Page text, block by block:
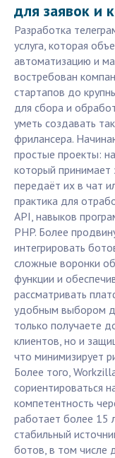
для заявок и
Разработка
услуга, которая
автоматизацию и
востребован
стартапов до
для сбора и
уметь создавать
фрилансера.
простые проекты:
который принимает
передаёт их в чат
практика для
API, навыков
PHP. Более
интегрировать
сложные воронки
функции и
рассматривать
удобным выбором
только получаете
клиентов, но и
что минимизирует
Более того,
сориентироваться
компетентность
работает более 15
стабильный
ботов, в том числе